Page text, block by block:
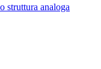
struttura analoga